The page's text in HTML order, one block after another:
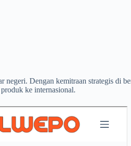
Dengan kemitraan strategis di
ke internasional.